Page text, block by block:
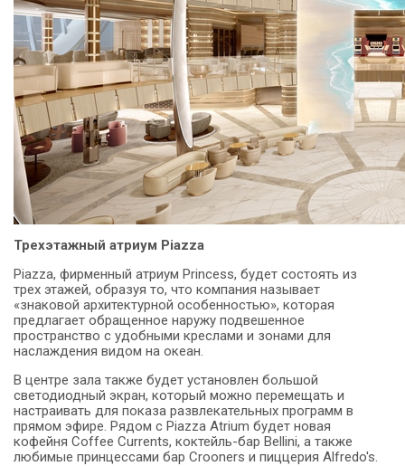
Трехэтажный атриум Piazza
Piazza, фирменный атриум Princess, будет состоять из
трех этажей, образуя то, что компания называет
«знаковой архитектурной особенностью», которая
предлагает обращенное наружу подвешенное
пространство с удобными креслами и зонами для
наслаждения видом на океан.
В центре зала также будет установлен большой
светодиодный экран, который можно перемещать и
настраивать для показа развлекательных программ в
прямом эфире. Рядом с Piazza Atrium будет новая
кофейня Coffee Currents, коктейль-бар Bellini, а также
любимые принцессами бар Crooners и пиццерия Alfredo's.